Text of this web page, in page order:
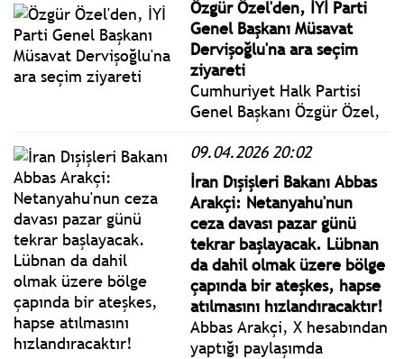
geldi.
Özgür Özel'den, İYİ Parti
Genel Başkanı Müsavat
Dervişoğlu'na ara seçim
ziyareti
Cumhuriyet Halk Partisi
Genel Başkanı Özgür Özel,
Müsavat Dervişoğlu ile İYİ
Parti Genel Merkezi’nde
bir araya geldi.
09.04.2026 20:02
İran Dışişleri Bakanı Abbas
Arakçi: Netanyahu'nun
ceza davası pazar günü
tekrar başlayacak. Lübnan
da dahil olmak üzere bölge
çapında bir ateşkes, hapse
atılmasını hızlandıracaktır!
Abbas Arakçi, X hesabından
yaptığı paylaşımda